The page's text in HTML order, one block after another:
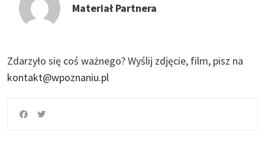
Materiał Partnera
Zdarzyło się coś ważnego?Wyślij zdjęcie, film, pisz na
kontakt@wpoznaniu.pl